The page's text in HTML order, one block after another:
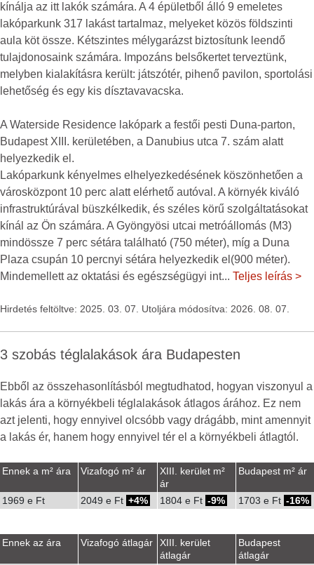
kínálja az itt lakók számára. A 4 épületből álló 9 emeletes
lakóparkunk 317 lakást tartalmaz, melyeket közös földszinti
aula köt össze. Kétszintes mélygarázst biztosítunk leendő
tulajdonosaink számára. Impozáns belsőkertet terveztünk,
melyben kialakításra került: játszótér, pihenő pavilon, sportolási
lehetőség és egy kis dísztavavacska.
A Waterside Residence lakópark a festői pesti Duna-parton,
Budapest XIII. kerületében, a Danubius utca 7. szám alatt
helyezkedik el.
Lakóparkunk kényelmes elhelyezkedésének köszönhetően a
városközpont 10 perc alatt elérhető autóval. A környék kiváló
infrastruktúrával büszkélkedik, és széles körű szolgáltatásokat
kínál az Ön számára. A Gyöngyösi utcai metróállomás (M3)
mindössze 7 perc sétára található (750 méter), míg a Duna
Plaza csupán 10 percnyi sétára helyezkedik el(900 méter).
Mindemellett az oktatási és egészségügyi int... Teljes leírás >
Hirdetés feltöltve: 2025. 03. 07. Utoljára módosítva: 2026. 08. 07.
3 szobás téglalakások ára Budapesten
Ebből az összehasonlításból megtudhatod, hogyan viszonyul a
lakás ára a környékbeli téglalakások átlagos árához. Ez nem
azt jelenti, hogy ennyivel olcsóbb vagy drágább, mint amennyit
a lakás ér, hanem hogy ennyivel tér el a környékbeli átlagtól.
Ennek a m² ára Vizafogó m² ár
XIII. kerület m²
ár
Budapest m² ár
1969 e Ft 2049 e Ft 4% 1804 e Ft -9% 1703 e Ft -16%
Ennek az ára Vizafogó átlagár
XIII. kerület
átlagár
Budapest
átlagár